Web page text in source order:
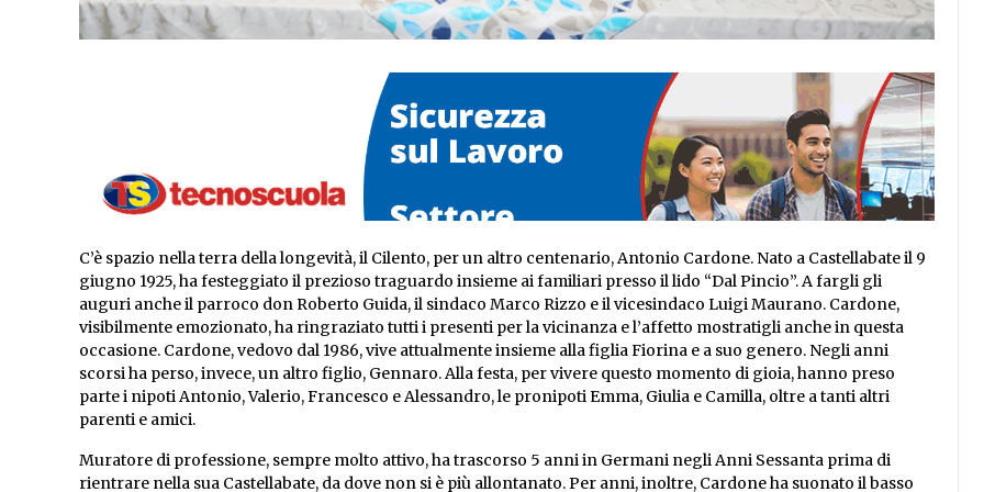
C’è spazio nella terra della longevità, il Cilento, per un altro centenario, Antonio Cardone. Nato a Castellabate il 9
giugno 1925, ha festeggiato il prezioso traguardo insieme ai familiari presso il lido “Dal Pincio”. A fargli gli
auguri anche il parroco don Roberto Guida, il sindaco Marco Rizzo e il vicesindaco Luigi Maurano. Cardone,
visibilmente emozionato, ha ringraziato tutti i presenti per la vicinanza e l’affetto mostratigli anche in questa
occasione. Cardone, vedovo dal 1986, vive attualmente insieme alla figlia Fiorina e a suo genero. Negli anni
scorsi ha perso, invece, un altro figlio, Gennaro. Alla festa, per vivere questo momento di gioia, hanno preso
parte i nipoti Antonio, Valerio, Francesco e Alessandro, le pronipoti Emma, Giulia e Camilla, oltre a tanti altri
parenti e amici.
Muratore di professione, sempre molto attivo, ha trascorso 5 anni in Germani negli Anni Sessanta prima di
rientrare nella sua Castellabate, da dove non si è più allontanato. Per anni, inoltre, Cardone ha suonato il basso